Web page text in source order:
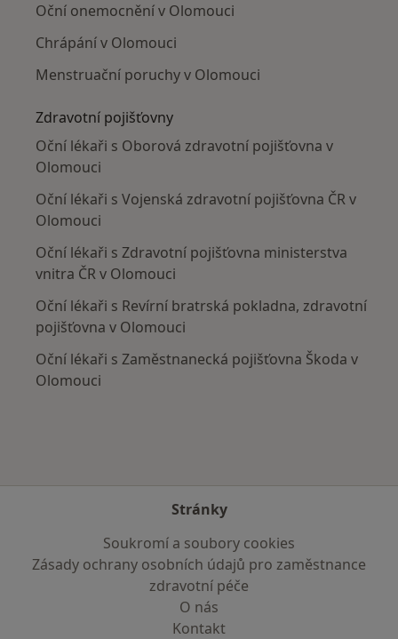
Oční onemocnění v Olomouci
Chrápání v Olomouci
Menstruační poruchy v Olomouci
Zdravotní pojišťovny
Oční lékaři s Oborová zdravotní pojišťovna v
Olomouci
Oční lékaři s Vojenská zdravotní pojišťovna ČR v
Olomouci
Oční lékaři s Zdravotní pojišťovna ministerstva
vnitra ČR v Olomouci
Oční lékaři s Revírní bratrská pokladna, zdravotní
pojišťovna v Olomouci
Oční lékaři s Zaměstnanecká pojišťovna Škoda v
Olomouci
Stránky
Soukromí a soubory cookies
Zásady ochrany osobních údajů pro zaměstnance
zdravotní péče
O nás
Kontakt